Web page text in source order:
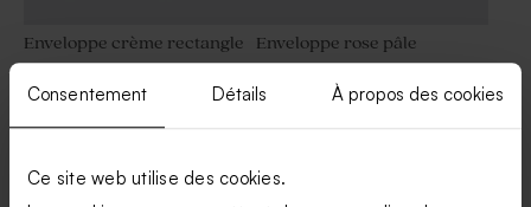
Consentement Détails À propos des cookies
Ce site web utilise des cookies.
Enveloppe crème rectangle Enveloppe rose pâle
Voir toute la collection Enveloppe